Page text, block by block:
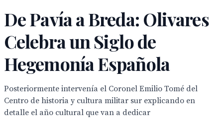
De Pavía a Breda: Olivares
Celebra un Siglo de
Hegemonía Española
Posteriormente intervenía el Coronel Emilio Tomé del
Centro de historia y cultura militar sur explicando en
detalle el año cultural que van a dedicar